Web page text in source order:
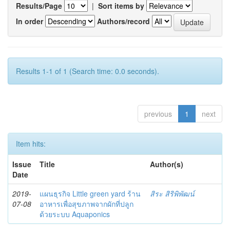
Results/Page | Sort items by
In order
Authors/record
Results 1-1 of 1 (Search time: 0.0 seconds).
previous 1 next
Item hits:
Issue
Date
Title Author(s)
2019-
07-08
แผนธุรกิจ Little green yard ร้าน
อาหารเพื่อสุขภาพจากผักที่ปลูก
ด้วยระบบ Aquaponics
สิระ สิริพิพัฒน์